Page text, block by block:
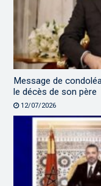
Message de
le décès de son père
12/07/2026